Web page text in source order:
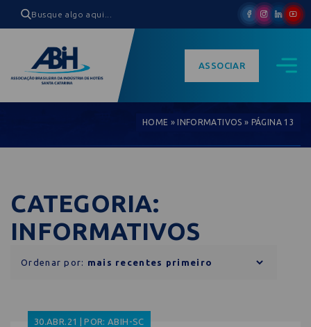
ASSOCIAR
HOME »INFORMATIVOS » PÁGINA 13
CATEGORIA:
INFORMATIVOS
Ordenar por:
30.ABR.21 | POR: ABIH-SC